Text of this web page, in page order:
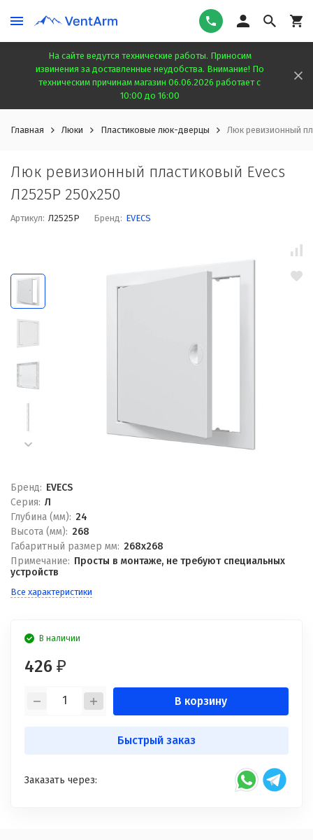
На сайте ведутся технические работы. Приносим
извинения за доставленные неудобства. Внимание! По
техническим причинам магазин 06.06.2026 работает с
10:00 до 16:00
Главная Люки Пластиковые люк-дверцы Люк ревизионный
Люк ревизионный пластиковый Evecs
Л2525Р 250x250
Артикул: Л2525Р Бренд: EVECS
Бренд: EVECS
Серия: Л
Глубина (мм): 24
Высота (мм): 268
Габаритный размер мм: 268x268
Примечание: Просты в монтаже, не требуют специальных
устройств
Все характеристики
В наличии
426 ₽
В корзину
Быстрый заказ
Заказать через: